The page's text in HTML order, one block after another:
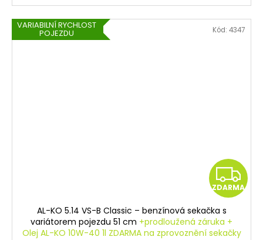
Platí pouze při osobním odběru.
VARIABILNÍ RYCHLOST
POJEZDU
Z
D
ZDARMA
AL-KO 5.14 VS-B Classic – benzínová sekačka s
variátorem pojezdu 51 cm +prodloužená záruka +
Olej AL-KO 10W-40 1l ZDARMA na zprovoznění sekačky
Kód: 4347